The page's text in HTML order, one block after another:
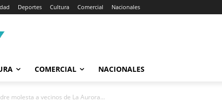
Deportes Cultura Comercial Nacionales
COMERCIAL NACIONALES
molesta a vecinos de La Aurora...